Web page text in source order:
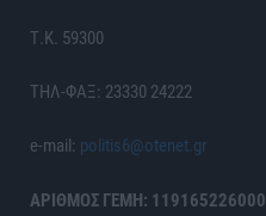
Τ.Κ. 59300
ΤΗΛ-ΦΑΞ: 23330 24222
e-mail: politis6@otenet.gr
ΑΡΙΘΜΟΣ ΓΕΜΗ: 119165226000